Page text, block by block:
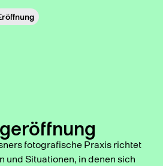
fotografische Praxis richtet
und Situationen, in denen sich